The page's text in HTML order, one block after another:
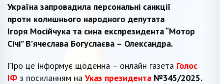
Україна запровадила персональні санкції
проти колишнього народного депутата
Ігоря Мосійчука та сина експрезидента “Мотор
Січі” В’ячеслава Богуслаєва – Олександра.
Про це інформує щоденна – онлайн газета Голос
ІФ з посиланням на Указ президента №345/2025.